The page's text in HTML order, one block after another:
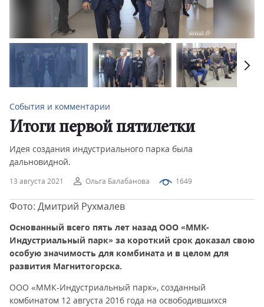
13 августа 2021 Ольга Балабанова 1649
События и комментарии
Итоги первой пятилетки
Идея создания индустриального парка была
дальновидной.
Фото: Дмитрий Рухмалев
Основанный всего пять лет назад ООО «ММК-
Индустриальный парк» за короткий срок доказал свою
особую значимость для комбината и в целом для
развития Магнитогорска.
ООО «ММК-Индустриальный парк», созданный
комбинатом 12 августа 2016 года на освободившихся